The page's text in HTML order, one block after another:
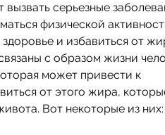
серьезные
физической
и избавиться от
с образом жизни
может привести к
от этого жира,
Вот некоторые из них: